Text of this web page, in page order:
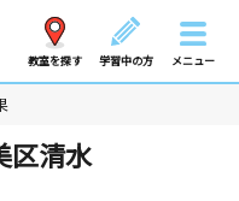
教室を探す 学習中の方 メニュー
区清水